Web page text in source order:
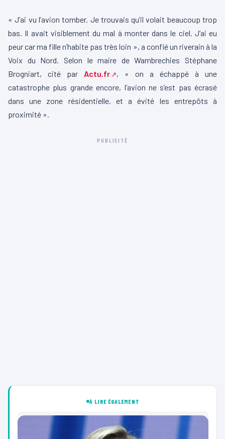
« J’ai vu l’avion tomber. Je trouvais qu’il volait beaucoup trop
bas. Il avait visiblement du mal à monter dans le ciel. J’ai eu
peur car ma fille n’habite pas très loin », a confié un riverain à la
Voix du Nord. Selon le maire de Wambrechies Stéphane
Brogniart, cité par Actu.fr
, « on a échappé à une
catastrophe plus grande encore, l’avion ne s’est pas écrasé
dans une zone résidentielle, et a évité les entrepôts à
proximité ».
PUBLICITÉ
À LIRE ÉGALEMENT